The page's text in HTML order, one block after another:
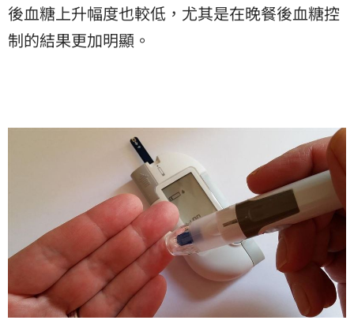
後血糖上升幅度也較低，尤其是在晚餐後血糖控
制的結果更加明顯。